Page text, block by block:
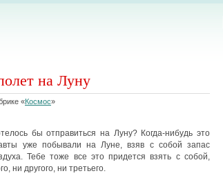
на Луну
«Космос»
бы отправиться на Луну? Когда-нибудь это
уже побывали на Луне, взяв с собой запас
Тебе тоже все это придется взять с собой,
ни другого, ни третьего.